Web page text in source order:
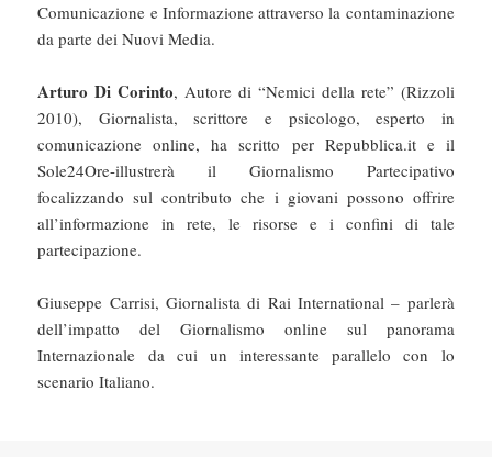
Comunicazione e Informazione attraverso la contaminazione
da parte dei Nuovi Media.
Arturo Di Corinto, Autore di “Nemici della rete” (Rizzoli
2010), Giornalista, scrittore e psicologo, esperto in
comunicazione online, ha scritto per Repubblica.it e il
Sole24Ore-illustrerà il Giornalismo Partecipativo
focalizzando sul contributo che i giovani possono offrire
all’informazione in rete, le risorse e i confini di tale
partecipazione.
Giuseppe Carrisi, Giornalista di Rai International – parlerà
dell’impatto del Giornalismo online sul panorama
Internazionale da cui un interessante parallelo con lo
scenario Italiano.